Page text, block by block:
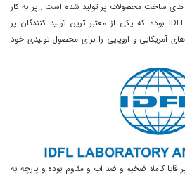
های ساخت محصولات پر تولید شده است . پر به کار
رفته در این جوراب , تولید شرکت IDFL بوده که یکی از معتبر ترین تولید کنندگان پر
آمریکایی و اروپایی را برای محصول تولیدی خود
قایا کاملا ضخیم و ضد آب و مقاوم بوده و پارچه به